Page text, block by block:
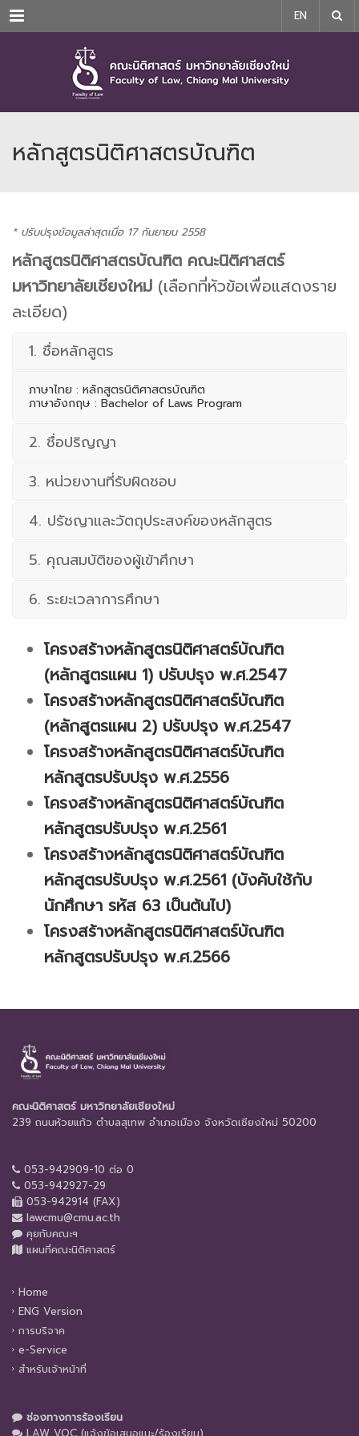
Menu EN
หลักสูตรนิติศาสตรบัณฑิต
* ปรับปรุงข้อมูลล่าสุดเมื่อ 17 กันยายน 2558
หลักสูตรนิติศาสตรบัณฑิต คณะนิติศาสตร์
มหาวิทยาลัยเชียงใหม่ (เลือกที่หัวข้อเพื่อแสดงราย
ละเอียด)
1. ชื่อหลักสูตร
ภาษาไทย : หลักสูตรนิติศาสตรบัณฑิต
ภาษาอังกฤษ : Bachelor of Laws Program
2. ชื่อปริญญา
3. หน่วยงานที่รับผิดชอบ
4. ปรัชญาและวัตถุประสงค์ของหลักสูตร
5. คุณสมบัติของผู้เข้าศึกษา
6. ระยะเวลาการศึกษา
โครงสร้างหลักสูตรนิติศาสตร์บัณฑิต
(หลักสูตรแผน 1) ปรับปรุง พ.ศ.2547
โครงสร้างหลักสูตรนิติศาสตร์บัณฑิต
(หลักสูตรแผน 2) ปรับปรุง พ.ศ.2547
โครงสร้างหลักสูตรนิติศาสตร์บัณฑิต
หลักสูตรปรับปรุง พ.ศ.2556
โครงสร้างหลักสูตรนิติศาสตร์บัณฑิต
หลักสูตรปรับปรุง พ.ศ.2561
โครงสร้างหลักสูตรนิติศาสตร์บัณฑิต
หลักสูตรปรับปรุง พ.ศ.2561 (บังคับใช้กับ
นักศึกษา รหัส 63 เป็นต้นไป)
โครงสร้างหลักสูตรนิติศาสตร์บัณฑิต
หลักสูตรปรับปรุง พ.ศ.2566
คณะนิติศาสตร์ มหาวิทยาลัยเชียงใหม่
239 ถนนห้วยแก้ว ตำบลสุเทพ อำเภอเมือง จังหวัดเชียงใหม่ 50200
053-942909-10 ต่อ 0
053-942927-29
053-942914 (FAX)
lawcmu@cmu.ac.th
คุยกับคณะฯ
แผนที่คณะนิติศาสตร์
Home
ENG Version
การบริจาค
e-Service
สำหรับเจ้าหน้าที่
ช่องทางการร้องเรียน